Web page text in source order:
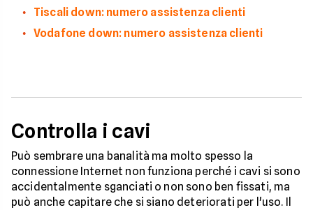
Tiscali down: numero assistenza clienti
Vodafone down: numero assistenza clienti
Controlla i cavi
Può sembrare una banalità ma molto spesso la
connessione Internet non funziona perché i cavi si sono
accidentalmente sganciati o non sono ben fissati, ma
può anche capitare che si siano deteriorati per l'uso. Il